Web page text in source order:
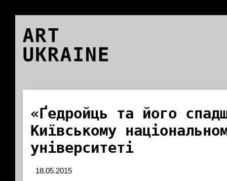
ART
UKRAINE
«Ґедройць та його
Київському
університеті
18.05.2015